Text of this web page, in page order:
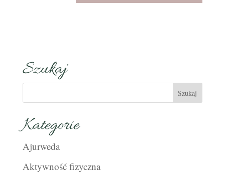
Szukaj
Kategorie
Ajurweda
Aktywność fizyczna